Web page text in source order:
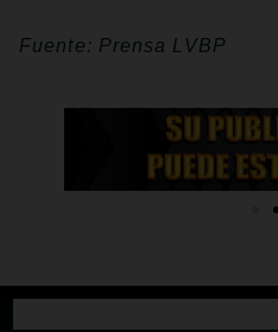
Fuente: Prensa LVBP